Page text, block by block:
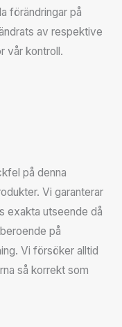
förändringar på
av respektive
vår kontroll.
på denna
Vi garanterar
exakta utseende då
på
Vi försöker alltid
så korrekt som